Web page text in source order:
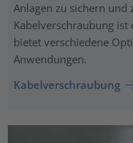
Anlagen zu sichern und
Kabelverschraubung
bietet verschiedene
Anwendungen.
Kabelverschraubung